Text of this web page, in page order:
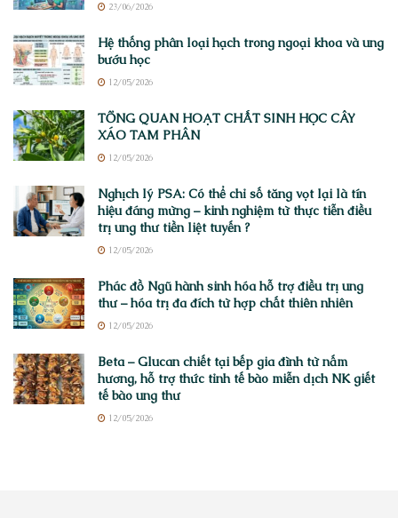
23/06/2026
Hệ thống phân loại hạch trong ngoại khoa và ung
bướu học
12/05/2026
TỔNG QUAN HOẠT CHẤT SINH HỌC CÂY
XÁO TAM PHÂN
12/05/2026
Nghịch lý PSA: Có thể chỉ số tăng vọt lại là tín
hiệu đáng mừng – kinh nghiệm từ thực tiễn điều
trị ung thư tiền liệt tuyến ?
12/05/2026
Phác đồ Ngũ hành sinh hóa hỗ trợ điều trị ung
thư – hóa trị đa đích từ hợp chất thiên nhiên
12/05/2026
Beta – Glucan chiết tại bếp gia đình từ nấm
hương, hỗ trợ thức tỉnh tế bào miễn dịch NK giết
tế bào ung thư
12/05/2026